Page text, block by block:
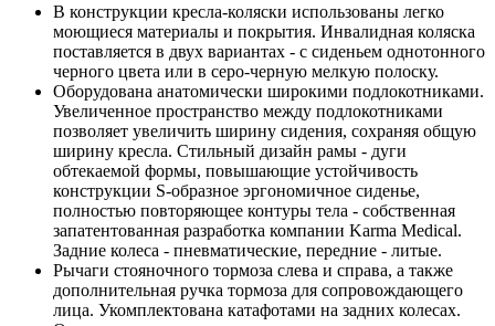
В конструкции кресла-коляски использованы легко
моющиеся материалы и покрытия. Инвалидная коляска
поставляется в двух вариантах - с сиденьем однотонного
черного цвета или в серо-черную мелкую полоску.
Оборудована анатомически широкими подлокотниками.
Увеличенное пространство между подлокотниками
позволяет увеличить ширину сидения, сохраняя общую
ширину кресла. Стильный дизайн рамы - дуги
обтекаемой формы, повышающие устойчивость
конструкции S-образное эргономичное сиденье,
полностью повторяющее контуры тела - собственная
запатентованная разработка компании Karma Medical.
Задние колеса - пневматические, передние - литые.
Рычаги стояночного тормоза слева и справа, а также
дополнительная ручка тормоза для сопровождающего
лица. Укомплектована катафотами на задних колесах.